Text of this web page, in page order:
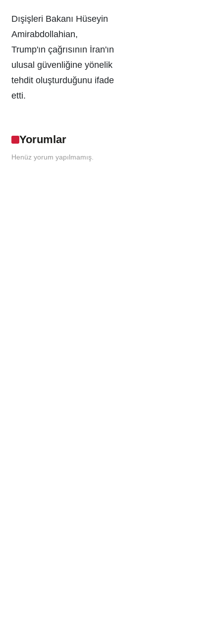
Dışişleri Bakanı Hüseyin
Amirabdollahian,
Trump'ın çağrısının İran'ın
ulusal güvenliğine yönelik
tehdit oluşturduğunu ifade
etti.
Yorumlar
Henüz yorum yapılmamış.